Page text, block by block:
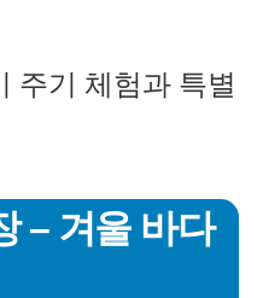
주기 체험과 특별
– 겨울 바다